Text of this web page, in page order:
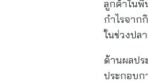
ลูกค้าในพื้
กำไรจาก
ในช่วงปล
ด้านผลปร
ประกอบก